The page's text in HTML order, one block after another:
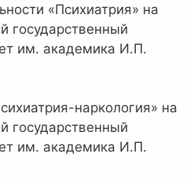
«Психиатрия» на
государственный
им. академика И.П.
наркология» на
государственный
им. академика И.П.